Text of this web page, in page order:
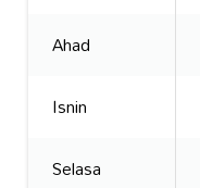
Ahad
Isnin
Selasa